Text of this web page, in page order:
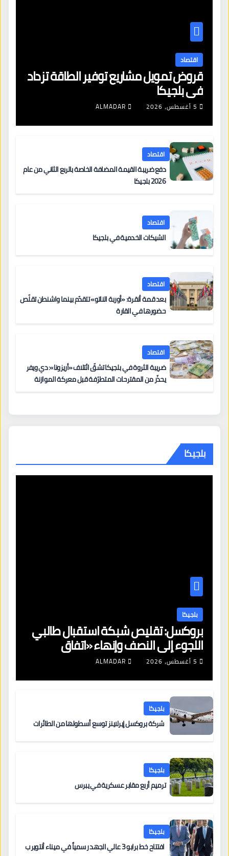
اقتصاد
قروض تمويل مشاريع توفير الطاقة تزداد
في بلجيكا
5 أغسطس، 2026 ALMADAR
اقتصاد
دفع ضريبة القيمة المضافة الخاصة بالربع الثاني من عام
2026 بلجيكا
اقتصاد
الشيكات الخدمية في بلجيكا
اقتصاد
بعد قمة أنقرة: «أوربة الناتو» تتقدّم بينما واشنطن تقلّص
حضورها في القارة
اقتصاد
ضريبة الثروة في بلجيكا تشقّ ائتلاف «أريزونا»: دي ويفر
يحذّر من المقترحات المتطرّفة قبل معركة الموازنة
بلجيكا
بلجيكا
بروكسل: تقليص شبكة استقبال طالبي
اللجوء إلى النصف وإنهاء «اتفاق
بروكسل»
5 أغسطس، 2026 ALMADAR
بلجيكا
شركة بروكسل إيرلاينز توسع أسطولها من الطائرات
بلجيكا
ترميم أربع مقابر عسكرية في يبرس
بلجيكا
افتتاح خط برابو 3 عالي الجهد رسمياً في ميناء أنتويرب